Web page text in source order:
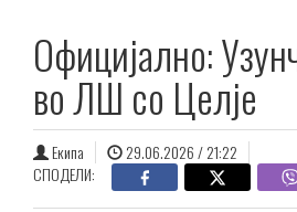
Официјално:
во ЛШ со Целје
Екипа
29.06.2026 / 21:22
СПОДЕЛИ: